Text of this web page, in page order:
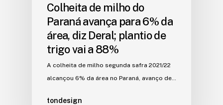
Colheita de milho do
Paraná avança para 6% da
área, diz Deral; plantio de
trigo vai a 88%
A colheita de milho segunda safra 2021/22
alcançou 6% da área no Paraná, avanço de…
tondesign